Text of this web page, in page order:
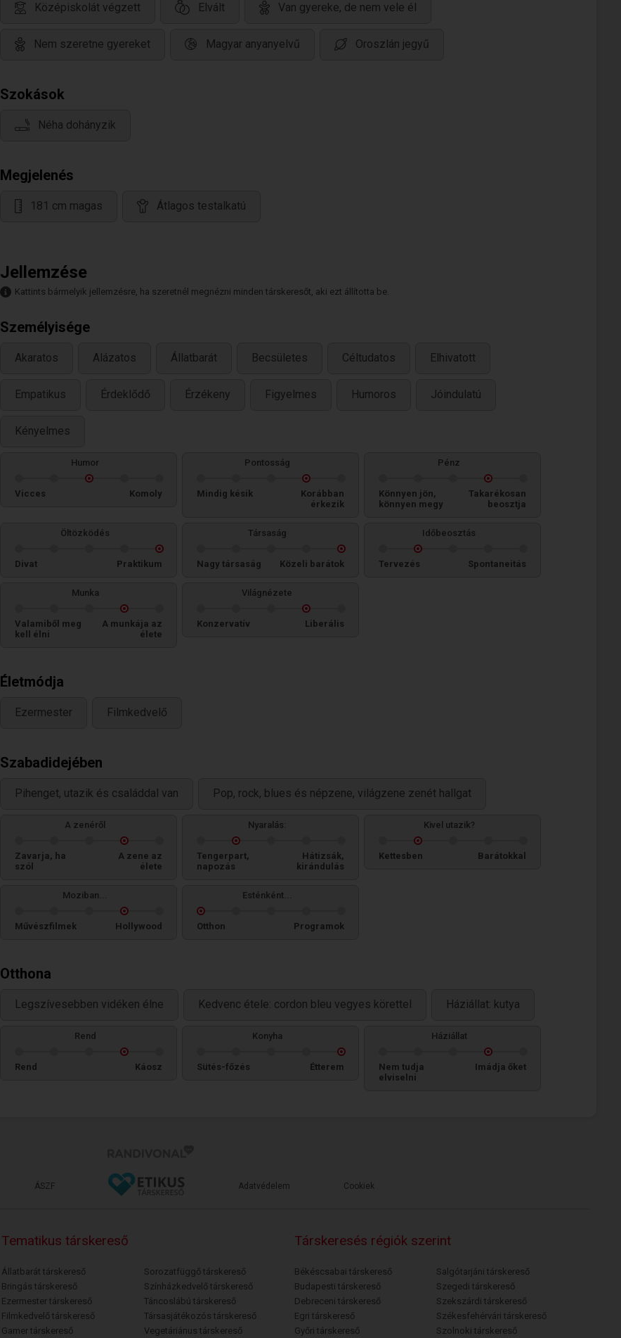
Középiskolát végzett Elvált Van gyereke, de nem vele él
Nem szeretne gyereket Magyar anyanyelvű Oroszlán jegyű
Szokások
Néha dohányzik
Megjelenés
181 cm magas Átlagos testalkatú
Jellemzése
Kattints bármelyik jellemzésre, ha szeretnél megnézni minden társkeresőt, aki ezt állította be.
Személyisége
Akaratos Alázatos Állatbarát Becsületes Céltudatos Elhivatott
Empatikus Érdeklődő Érzékeny Figyelmes Humoros Jóindulatú
Kényelmes
Humor
Vicces Komoly
Pontosság
Mindig késik
Korábban
érkezik
Pénz
Könnyen jön,
könnyen megy
Takarékosan
beosztja
Öltözködés
Divat Praktikum
Társaság
Nagy társaság Közeli barátok
Időbeosztás
Tervezés Spontaneitás
Munka
Valamiből meg
kell élni
A munkája az
élete
Világnézete
Konzervatív Liberális
Életmódja
Ezermester Filmkedvelő
Szabadidejében
Pihenget, utazik és családdal van Pop, rock, blues és népzene, világzene zenét hallgat
A zenéről
Zavarja, ha
szól
A zene az
élete
Nyaralás:
Tengerpart,
napozás
Hátizsák,
kirándulás
Kivel utazik?
Kettesben Barátokkal
Moziban...
Művészfilmek Hollywood
Esténként...
Otthon Programok
Otthona
Legszívesebben vidéken élne Kedvenc étele: cordon bleu vegyes körettel Háziállat: kutya
Rend
Rend Káosz
Konyha
Sütés-főzés Étterem
Háziállat
Nem tudja
elviselni
Imádja őket
ÁSZF Adatvédelem Cookiek
Tematikus társkereső
Állatbarát társkereső
Bringás társkereső
Ezermester társkereső
Filmkedvelő társkereső
Gamer társkereső
Sorozatfüggő társkereső
Színházkedvelő társkereső
Táncoslábú társkereső
Társasjátékozós társkereső
Vegetáriánus társkereső
Társkeresés régiók szerint
Békéscsabai társkereső
Budapesti társkereső
Debreceni társkereső
Egri társkereső
Győri társkereső
Salgótarjáni társkereső
Szegedi társkereső
Szekszárdi társkereső
Székesfehérvári társkereső
Szolnoki társkereső